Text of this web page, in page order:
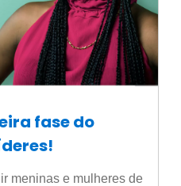
fase do
meninas e mulheres de